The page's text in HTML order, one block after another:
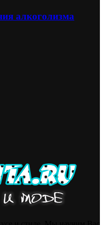
алкоголизма